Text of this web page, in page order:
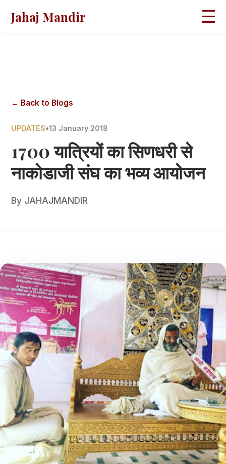
Jahaj Mandir
← Back to Blogs
UPDATES•13 January 2018
1700 यात्रियों का सिणधरी से
नाकोडाजी संघ का भव्य आयोजन
By JAHAJMANDIR